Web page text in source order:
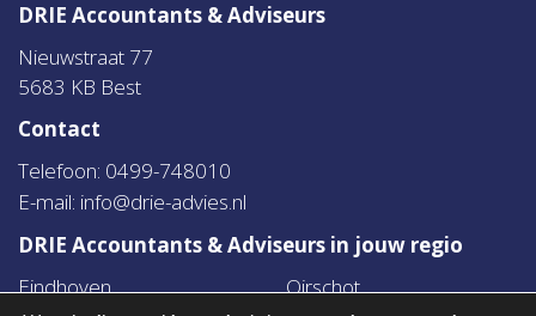
DRIE Accountants & Adviseurs
Nieuwstraat 77
5683 KB Best
Contact
Telefoon: 0499-748010
E-mail: info@drie-advies.nl
DRIE Accountants & Adviseurs in jouw regio
Eindhoven
Oirschot